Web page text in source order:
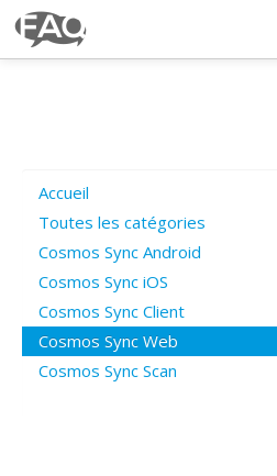
Poser une question
Questions ouvertes
Connexion
Accueil
Toutes les catégories
Cosmos Sync Android
Cosmos Sync iOS
Cosmos Sync Client
Cosmos Sync Web
Cosmos Sync Scan